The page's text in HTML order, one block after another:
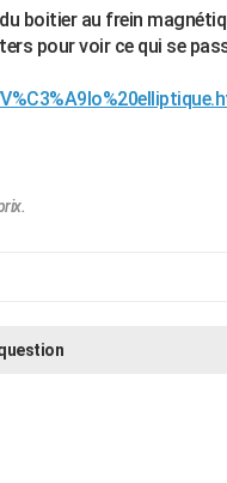
boitier au frein
pour voir ce qui se